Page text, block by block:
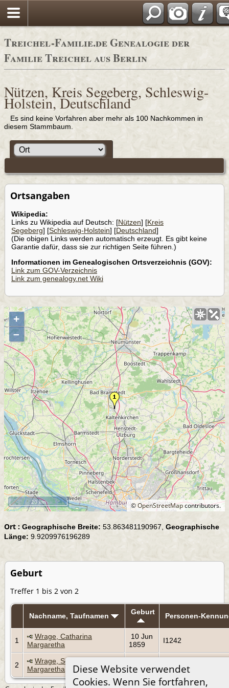
Adressbücher
Treichel-Familie.de Genealogie der
Familie Treichel aus Berlin
Diese Website verwendet
Cookies. Wenn Sie fortfahren,
Nützen, Kreis Segeberg, Schleswig-
Holstein, Deutschland
Es sind keine Vorfahren aber mehr als 100 Nachkommen in
diesem Stammbaum.
Ortsangaben
Wikipedia:
Links zu Wikipedia auf Deutsch: [Nützen] [Kreis
Segeberg] [Schleswig-Holstein] [Deutschland]
(Die obigen Links werden automatisch erzeugt. Es gibt keine
Garantie dafür, dass sie zur richtigen Seite führen.)
Informationen im Genealogischen Ortsverzeichnis (GOV):
Link zum GOV-Verzeichnis
Link zum genealogy.net Wiki
+
–
©OpenStreetMapcontributors.
20 km
Ort : Geographische Breite:53.863481190967, Geographische
Länge: 9.9209976196289
Geburt
Treffer 1 bis 2 von 2
Nachname, Taufnamen Geburt Personen-
1
Wrage, Catharina
Margaretha
10 Jun
1859
I1242
2
Wrage, Sophia
Margaretha
1859
I1241